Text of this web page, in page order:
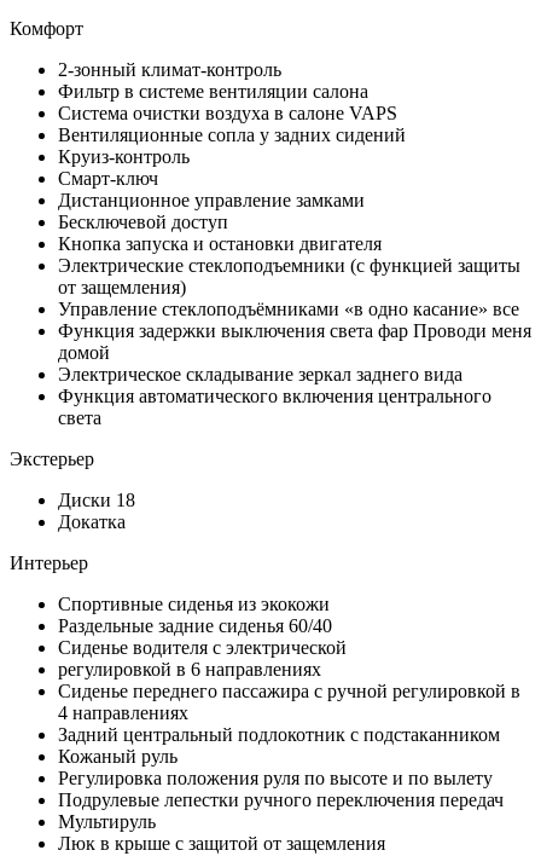
Комфорт
2-зонный климат-контроль
Фильтр в системе вентиляции салона
Система очистки воздуха в салоне VAPS
Вентиляционные сопла у задних сидений
Круиз-контроль
Смарт-ключ
Дистанционное управление замками
Бесключевой доступ
Кнопка запуска и остановки двигателя
Электрические стеклоподъемники (с функцией защиты
от защемления)
Управление стеклоподъёмниками «в одно касание» все
Функция задержки выключения света фар Проводи меня
домой
Электрическое складывание зеркал заднего вида
Функция автоматического включения центрального
света
Экстерьер
Диски 18
Докатка
Интерьер
Спортивные сиденья из экокожи
Раздельные задние сиденья 60/40
Сиденье водителя с электрической
регулировкой в 6 направлениях
Сиденье переднего пассажира с ручной регулировкой в
4 направлениях
Задний центральный подлокотник с подстаканником
Кожаный руль
Регулировка положения руля по высоте и по вылету
Подрулевые лепестки ручного переключения передач
Мультируль
Люк в крыше с защитой от защемления